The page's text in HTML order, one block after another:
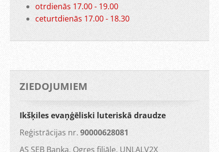
otrdienās 17.00 - 19.00
ceturtdienās 17.00 - 18.30
ZIEDOJUMIEM
Ikšķiles evaņģēliski luteriskā draudze
Reģistrācijas nr. 90000628081
AS SEB Banka, Ogres filiāle, UNLALV2X